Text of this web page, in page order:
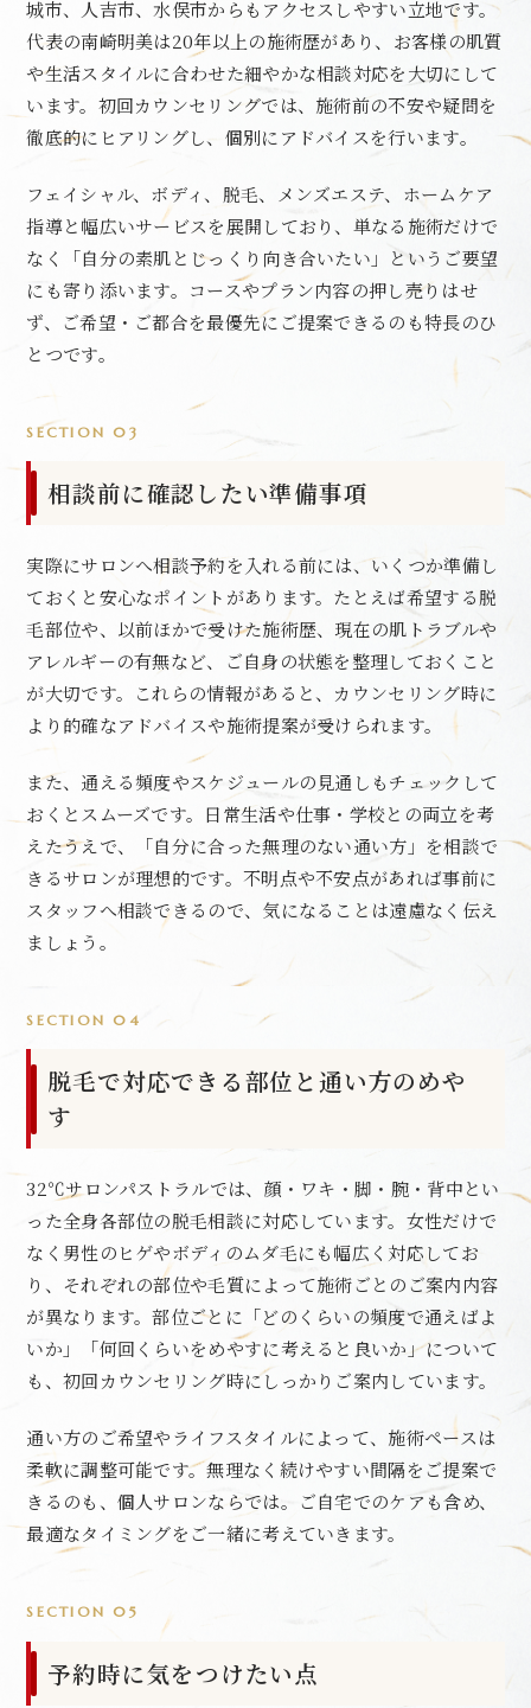
城市、人吉市、水俣市からもアクセスしやすい立地です。
代表の南崎明美は20年以上の施術歴があり、お客様の肌質
や生活スタイルに合わせた細やかな相談対応を大切にして
います。初回カウンセリングでは、施術前の不安や疑問を
徹底的にヒアリングし、個別にアドバイスを行います。
フェイシャル、ボディ、脱毛、メンズエステ、ホームケア
指導と幅広いサービスを展開しており、単なる施術だけで
なく「自分の素肌とじっくり向き合いたい」というご要望
にも寄り添います。コースやプラン内容の押し売りはせ
ず、ご希望・ご都合を最優先にご提案できるのも特長のひ
とつです。
SECTION 03
相談前に確認したい準備事項
実際にサロンへ相談予約を入れる前には、いくつか準備し
ておくと安心なポイントがあります。たとえば希望する脱
毛部位や、以前ほかで受けた施術歴、現在の肌トラブルや
アレルギーの有無など、ご自身の状態を整理しておくこと
が大切です。これらの情報があると、カウンセリング時に
より的確なアドバイスや施術提案が受けられます。
また、通える頻度やスケジュールの見通しもチェックして
おくとスムーズです。日常生活や仕事・学校との両立を考
えたうえで、「自分に合った無理のない通い方」を相談で
きるサロンが理想的です。不明点や不安点があれば事前に
スタッフへ相談できるので、気になることは遠慮なく伝え
ましょう。
SECTION 04
脱毛で対応できる部位と通い方のめや
す
32℃サロンパストラルでは、顔・ワキ・脚・腕・背中とい
った全身各部位の脱毛相談に対応しています。女性だけで
なく男性のヒゲやボディのムダ毛にも幅広く対応してお
り、それぞれの部位や毛質によって施術ごとのご案内内容
が異なります。部位ごとに「どのくらいの頻度で通えばよ
いか」「何回くらいをめやすに考えると良いか」について
も、初回カウンセリング時にしっかりご案内しています。
通い方のご希望やライフスタイルによって、施術ペースは
柔軟に調整可能です。無理なく続けやすい間隔をご提案で
きるのも、個人サロンならでは。ご自宅でのケアも含め、
最適なタイミングをご一緒に考えていきます。
SECTION 05
予約時に気をつけたい点